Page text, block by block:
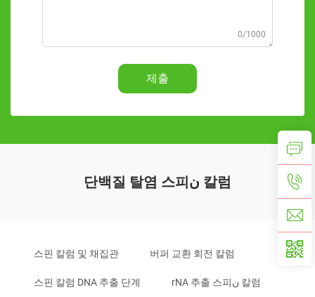
0/1000
제출
단백질 탈염 스피ن 칼럼
스핀 칼럼 및 채집관 버퍼 교환 회전 칼럼
스핀 칼럼 DNA 추출 단계 rNA 추출 스피ن 칼럼